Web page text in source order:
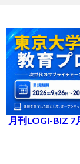
月刊LOGI-BIZ 7